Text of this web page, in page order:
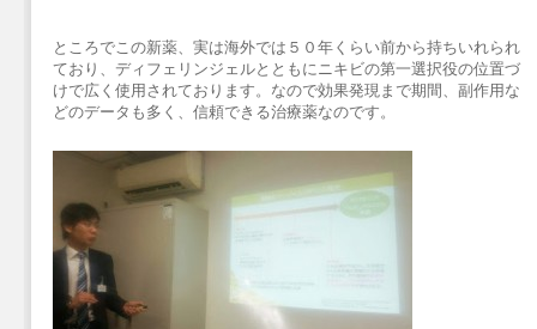
ところでこの新薬、実は海外では５０年くらい前から持ちいれられ
ており、ディフェリンジェルとともにニキビの第一選択役の位置づ
けで広く使用されております。なので効果発現まで期間、副作用な
どのデータも多く、信頼できる治療薬なのです。